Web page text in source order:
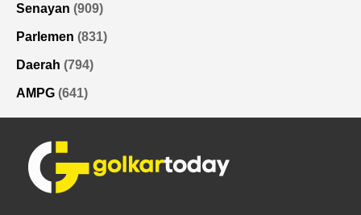
Senayan (909)
Parlemen (831)
Daerah (794)
AMPG (641)